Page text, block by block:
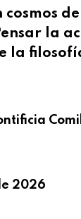
cosmos
la
la
2026